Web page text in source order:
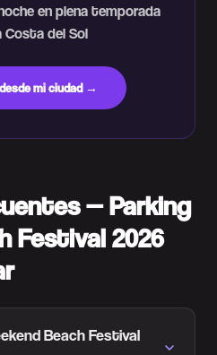
en plena temporada
Costa del Sol
mi ciudad →
— Parking
Festival 2026
Beach Festival